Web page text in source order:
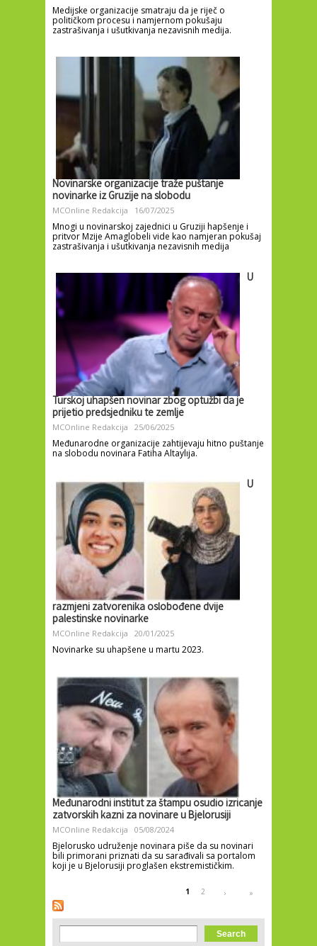
Medijske organizacije smatraju da je riječ o
političkom procesu i namjernom pokušaju
zastrašivanja i ušutkivanja nezavisnih medija.
Novinarske organizacije traže puštanje
novinarke iz Gruzije na slobodu
MCOnline Redakcija 16/07/2025
Mnogi u novinarskoj zajednici u Gruziji hapšenje i
pritvor Mzije Amaglobeli vide kao namjeran pokušaj
zastrašivanja i ušutkivanja nezavisnih medija
U
Turskoj uhapšen novinar zbog optužbi da je
prijetio predsjedniku te zemlje
MCOnline Redakcija 25/06/2025
Međunarodne organizacije zahtijevaju hitno puštanje
na slobodu novinara Fatiha Altaylıja.
U
razmjeni zatvorenika oslobođene dvije
palestinske novinarke
MCOnline Redakcija 20/01/2025
Novinarke su uhapšene u martu 2023.
Međunarodni institut za štampu osudio izricanje
zatvorskih kazni za novinare u Bjelorusiji
MCOnline Redakcija 05/08/2024
Bjelorusko udruženje novinara piše da su novinari
bili primorani priznati da su sarađivali sa portalom
koji je u Bjelorusiji proglašen ekstremističkim.
Pages 1 2 › »
Search form
Search